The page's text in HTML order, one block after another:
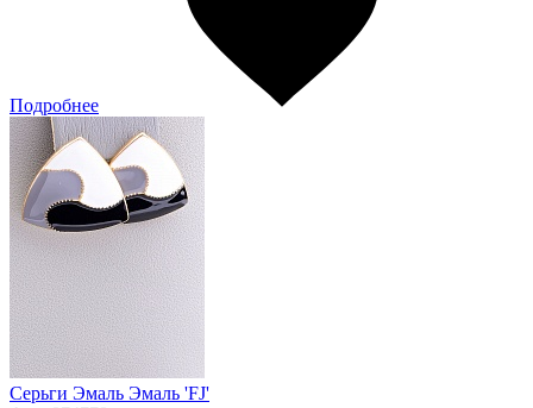
Подробнее
Серьги Эмаль Эмаль 'FJ'